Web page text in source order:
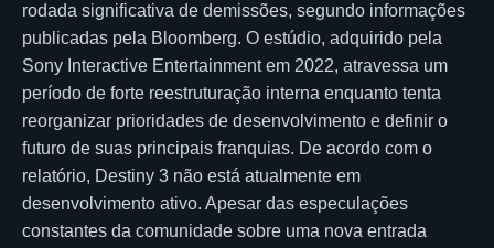
rodada significativa de demissões, segundo informações
publicadas pela Bloomberg. O estúdio, adquirido pela
Sony Interactive Entertainment em 2022, atravessa um
período de forte reestruturação interna enquanto tenta
reorganizar prioridades de desenvolvimento e definir o
futuro de suas principais franquias. De acordo com o
relatório, Destiny 3 não está atualmente em
desenvolvimento ativo. Apesar das especulações
constantes da comunidade sobre uma nova entrada